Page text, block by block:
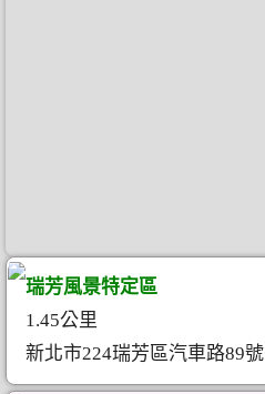
瑞芳風景特定區
1.45公里
新北市224瑞芳區汽車路89號